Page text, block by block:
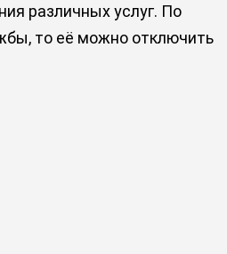
различных услуг. По
то её можно отключить